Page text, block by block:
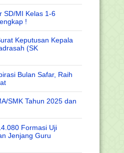
SD/MI Kelas 1-6
!
Keputusan Kepala
(SK
Bulan Safar, Raih
SMK Tahun 2025 dan
Formasi Uji
Jenjang Guru